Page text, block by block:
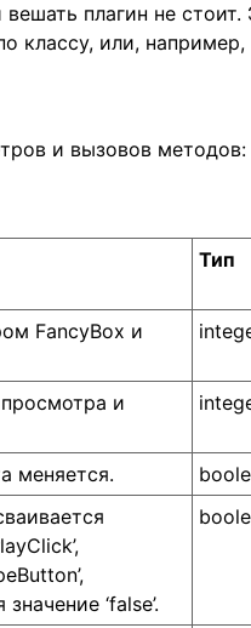
плагин не стоит.
классу, или,
и вызовов методов:
Тип
FancyBox и
и
меняется.
‘false’.